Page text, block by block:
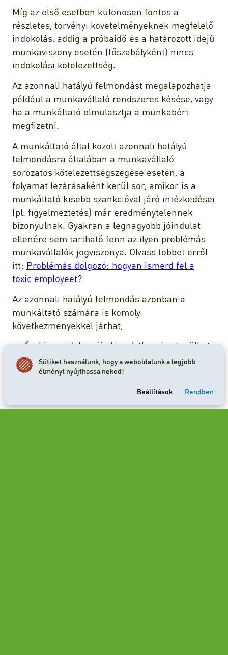
Míg az első esetben különösen fontos a
részletes, törvényi követelményeknek megfelelő
indokolás, addig a próbaidő és a határozott idejű
munkaviszony esetén (főszabályként) nincs
indokolási kötelezettség.
Az azonnali hatályú felmondást megalapozhatja
például a munkavállaló rendszeres késése, vagy
ha a munkáltató elmulasztja a munkabért
megfizetni.
A munkáltató által közölt azonnali hatályú
felmondásra általában a munkavállaló
sorozatos kötelezettségszegése esetén, a
folyamat lezárásaként kerül sor, amikor is a
munkáltató kisebb szankcióval járó intézkedései
(pl. figyelmeztetés) már eredménytelennek
bizonyulnak. Gyakran a legnagyobb jóindulat
ellenére sem tartható fenn az ilyen problémás
munkavállalók jogviszonya. Olvass többet erről
itt: Problémás dolgozó: hogyan ismerd fel a
toxic employeet?
Az azonnali hatályú felmondás azonban a
munkáltató számára is komoly
következményekkel járhat,
hiszen dolgozói elégedetlenséget szülhet;
romolhat az ‘employer branding’;
és átmeneti munkaerőhiány léphet fel.
Sütiket használunk, hogy a weboldalunk a legjobb
élményt nyújthassa neked!
Beállítások Rendben